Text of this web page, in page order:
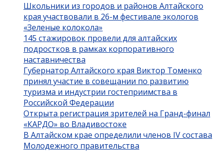
Школьники из городов и районов Алтайского
края участвовали в 26-м фестивале экологов
«Зеленые колокола»
145 стажировок провели для алтайских
подростков в рамках корпоративного
наставничества
Губернатор Алтайского края Виктор Томенко
принял участие в совещании по развитию
туризма и индустрии гостеприимства в
Российской Федерации
Открыта регистрация зрителей на Гранд-финал
«КАРДО» во Владивостоке
В Алтайском крае определили членов IV состава
Молодежного правительства